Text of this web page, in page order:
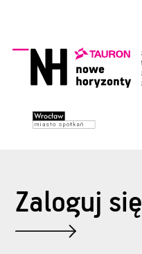
Zaloguj się